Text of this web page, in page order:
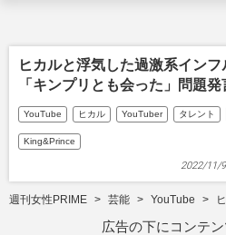
ヒカルと浮気した過激系イン
「キンプリとも会った」問題
YouTube ヒカル YouTuber タレント
King&Prince
2022/11/9
週刊女性PRIME 芸能 YouTube
広告の下にコンテ